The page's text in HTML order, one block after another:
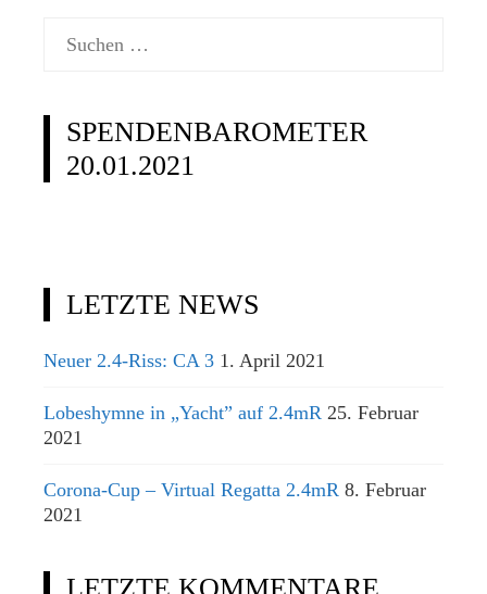
Suchen
SPENDENBAROMETER
20.01.2021
LETZTE NEWS
Neuer 2.4-Riss: CA 3 1. April 2021
Lobeshymne in „Yacht” auf 2.4mR 25. Februar
2021
Corona-Cup – Virtual Regatta 2.4mR 8. Februar
2021